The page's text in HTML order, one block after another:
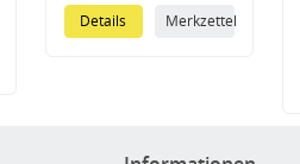
Details Merkzettel